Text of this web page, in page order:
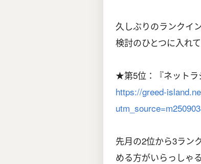
久しぶりのランクイ
検討のひとつに入れ
★第5位：『ネットラ
https://greed-
先月の2位から3ラン
める方がいらっしゃ